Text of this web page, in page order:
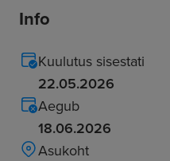
Info
Kuulutus sisestati
22.05.2026
Aegub
18.06.2026
Asukoht